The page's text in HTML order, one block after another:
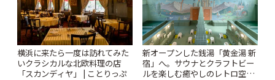
横浜に来たら一度は訪れてみた
いクラシカルな北欧料理の店
「スカンディヤ」 | ことりっぷ
新オープンした銭湯「黄金湯 新
宿」へ。サウナとクラフトビー
ルを楽しむ癒やしのレトロ空間